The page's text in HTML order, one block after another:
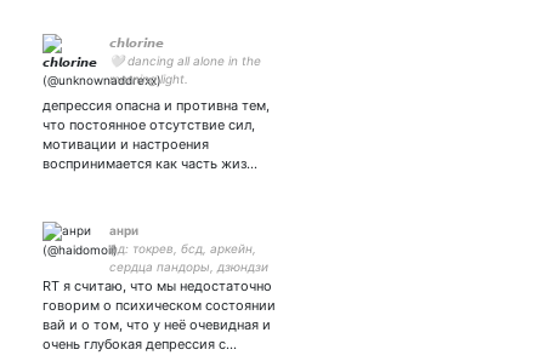
𝙘𝙝𝙡𝙤𝙧𝙞𝙣𝙚
🤍 dancing all alone in the
morning light.
депрессия опасна и противна тем,
что постоянное отсутствие сил,
мотивации и настроения
воспринимается как часть жиз…
анри
фд: токрев, бсд, аркейн,
сердца пандоры, дзюндзи
ито, жжк, мгчд, хайкью,
бнха, атака титанов, no.6,
др. 20. радфем взгляды
RT я считаю, что мы недостаточно
говорим о психическом состоянии
вай и о том, что у неё очевидная и
очень глубокая депрессия с…